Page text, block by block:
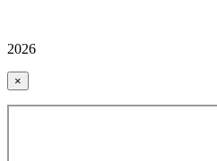
2026
×